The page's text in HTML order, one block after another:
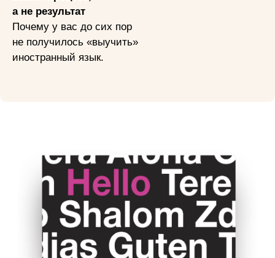
а не результат
Почему у вас до сих пор
не получилось «выучить»
иностранный язык.